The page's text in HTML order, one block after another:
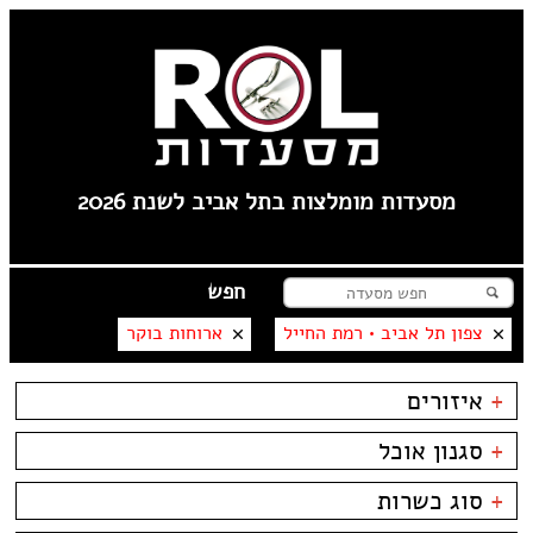
מסעדות מומלצות בתל אביב לשנת 2026
צפון תל אביב • רמת החייל ארוחות בוקר
+ איזורים
טיילת תל אביב
צפון תל אביב
קרליבך
צפון ישן
+ סגנון אוכל
בשרים
דגים
ביסטרו
+ סוג כשרות